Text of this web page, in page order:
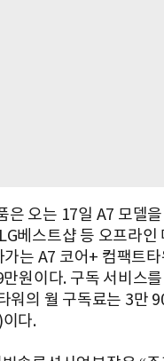
은 오는 17일 A7 모델
베스트샵 등 오프라인
가는 A7 코어+ 컴팩트
원이다. 구독 서비스
워의 월 구독료는 3만
다.